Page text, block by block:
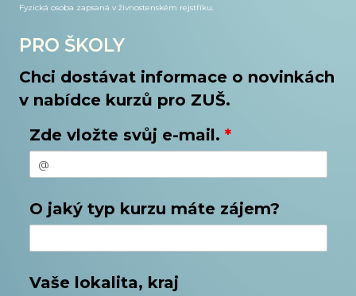
Fyzická osoba zapsaná v živnostenském rejstříku.
PRO ŠKOLY
Chci dostávat informace o novinkách
v nabídce kurzů pro ZUŠ.
Zde vložte svůj e-mail. *
O jaký typ kurzu máte zájem?
Vaše lokalita, kraj